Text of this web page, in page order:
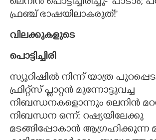
ലെനിൻ പൊട്ടിച്ചിരിച്ചു-
ഫ്രഞ്ച് ഭാഷയിലാകരുത്!"
വിലക്കുകളുടെ
പൊട്ടിച്ചിരി
സ്യൂറിഷിൽ നിന്ന് യാത്ര
ഫ്രിറ്റ്സ് പ്ളാറ്റൻ മുന്നോട്ടുവച്ച
നിബന്ധനകളൊന്നും ലെനിൻ
നിബന്ധന ഒന്ന്: റഷ്യയിലേക്കു
മടങ്ങിപ്പോകാൻ